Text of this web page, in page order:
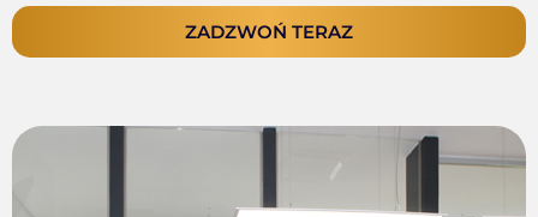
ZADZWOŃ TERAZ